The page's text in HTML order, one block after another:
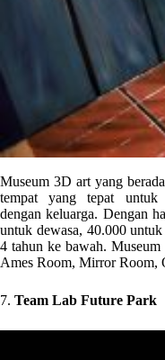
Museum 3D art yang
tempat yang tepat untuk
dengan keluarga. Dengan
untuk dewasa, 40.000
4 tahun ke bawah.
Ames Room, Mirror Room,
7. Team Lab Future Park